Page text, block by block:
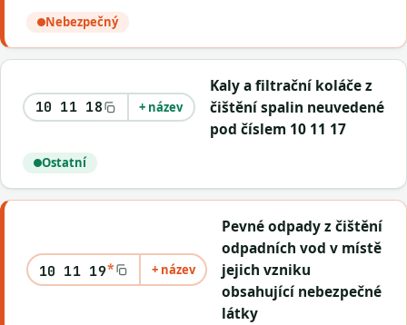
Nebezpečný
10 11 18 + název
Kaly a filtrační koláče z
čištění spalin neuvedené
pod číslem 10 11 17
Ostatní
10 11 19* + název
Pevné odpady z čištění
odpadních vod v místě
jejich vzniku
obsahující nebezpečné
látky